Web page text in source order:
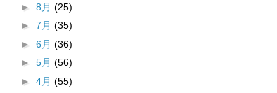
► 8月 (25)
► 7月 (35)
► 6月 (36)
► 5月 (56)
► 4月 (55)